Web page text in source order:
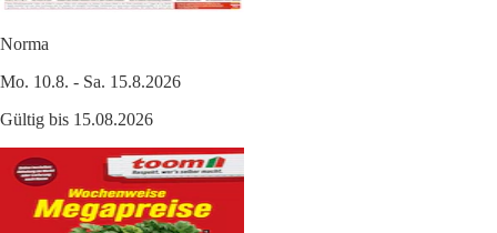
Norma
Mo. 10.8. - Sa. 15.8.2026
Gültig bis 15.08.2026